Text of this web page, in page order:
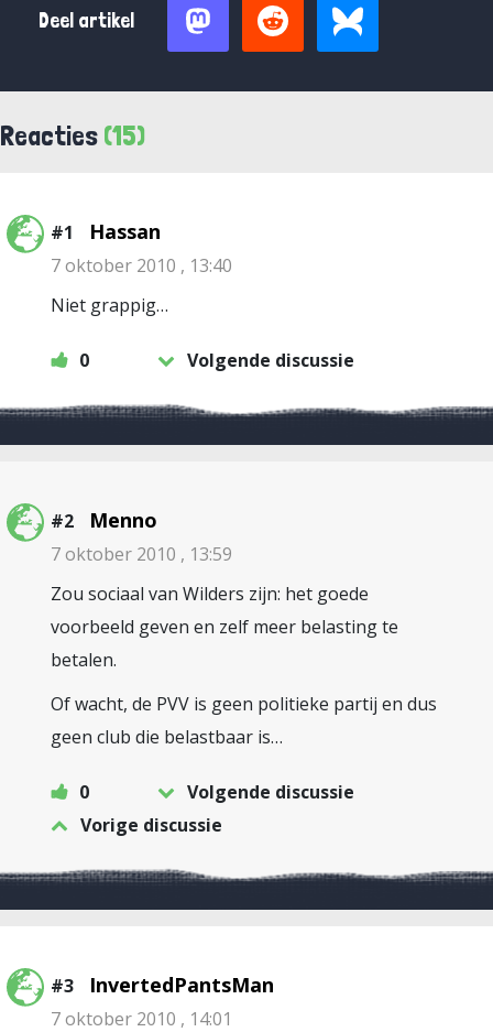
Deel artikel
Reacties (15)
#1 Hassan
7 oktober 2010 , 13:40
Niet grappig…
0 Volgende discussie
#2 Menno
7 oktober 2010 , 13:59
Zou sociaal van Wilders zijn: het goede
voorbeeld geven en zelf meer belasting te
betalen.
Of wacht, de PVV is geen politieke partij en dus
geen club die belastbaar is…
0
Volgende discussie
Vorige discussie
#3 InvertedPantsMan
7 oktober 2010 , 14:01